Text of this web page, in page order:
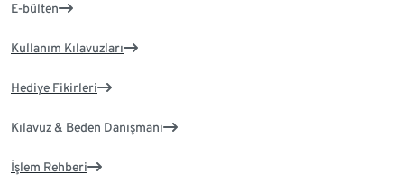
E-bülten
Kullanım Kılavuzları
Hediye Fikirleri
Kılavuz & Beden Danışmanı
İşlem Rehberi